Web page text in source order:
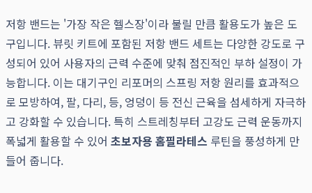
저항 밴드는 '가장 작은 헬스장'이라 불릴 만큼 활용도가 높은 도
구입니다. 뷰릿 키트에 포함된 저항 밴드 세트는 다양한 강도로 구
성되어 있어 사용자의 근력 수준에 맞춰 점진적인 부하 설정이 가
능합니다. 이는 대기구인 리포머의 스프링 저항 원리를 효과적으
로 모방하여, 팔, 다리, 등, 엉덩이 등 전신 근육을 섬세하게 자극하
고 강화할 수 있습니다. 특히 스트레칭부터 고강도 근력 운동까지
폭넓게 활용할 수 있어 초보자용 홈필라테스 루틴을 풍성하게 만
들어 줍니다.